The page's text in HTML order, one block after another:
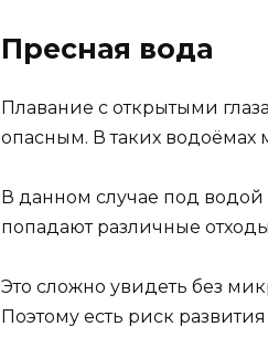
Пресная вода
Плавание с открытыми
опасным. В таких водоёмах
В данном случае под водой
попадают различные
Это сложно увидеть без
Поэтому есть риск